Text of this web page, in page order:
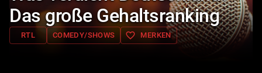
Das große Gehaltsranking
RTL COMEDY/SHOWS favorite_border MERKEN